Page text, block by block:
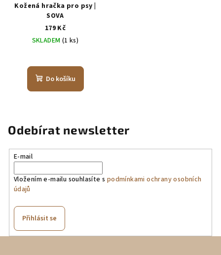
Kožená hračka pro psy |
SOVA
179 Kč
SKLADEM (1 ks)
Do košíku
Odebírat newsletter
E-mail
Vložením e-mailu souhlasíte s podmínkami ochrany osobních
údajů
Přihlásit se